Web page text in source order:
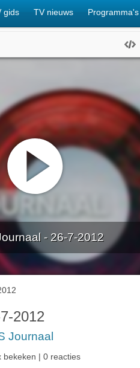
gids TV nieuws Programma's
- 26-7-2012
2012
Journaal
bekeken | 0 reacties
22-7-2012